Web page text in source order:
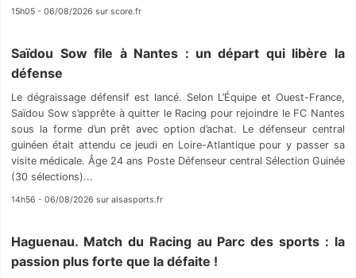
15h05 - 06/08/2026 sur score.fr
Saïdou Sow file à Nantes : un départ qui libère la
défense
Le dégraissage défensif est lancé. Selon L’Équipe et Ouest-France,
Saïdou Sow s’apprête à quitter le Racing pour rejoindre le FC Nantes
sous la forme d’un prêt avec option d’achat. Le défenseur central
guinéen était attendu ce jeudi en Loire-Atlantique pour y passer sa
visite médicale. Âge 24 ans Poste Défenseur central Sélection Guinée
(30 sélections)...
14h56 - 06/08/2026 sur alsasports.fr
Haguenau. Match du Racing au Parc des sports : la
passion plus forte que la défaite !